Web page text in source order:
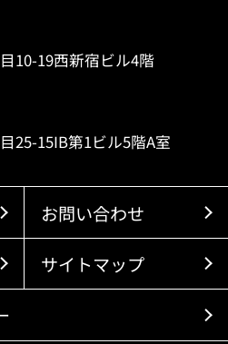
10-19西新宿ビル4階
25-15IB第1ビル5階A室
お問い合わせ
サイトマップ